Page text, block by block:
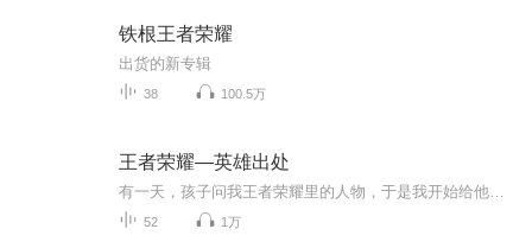
铁根王者荣耀
出货的新专辑
38 100.5万
王者荣耀—英雄出处
52 1万